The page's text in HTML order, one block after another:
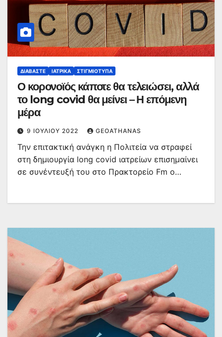
ΔΙΑΒΆΣΤΕ ΙΑΤΡΙΚΆ ΣΤΙΓΜΙΌΤΥΠΑ
Ο κορονοϊός κάποτε θα τελειώσει, αλλά
το long covid θα μείνει – Η επόμενη
μέρα
9 ΙΟΥΛΊΟΥ 2022 GEOATHANAS
Την επιτακτική ανάγκη η Πολιτεία να στραφεί
στη δημιουργία long covid ιατρείων επισημαίνει
σε συνέντευξή του στο Πρακτορείο Fm ο…